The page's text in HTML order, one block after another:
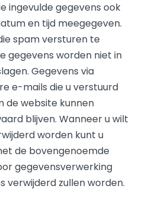
ingevulde gegevens ook
en tijd meegegeven.
spam versturen te
gegevens worden niet in
Gegevens via
e-mails die u verstuurd
de website kunnen
blijven. Wanneer u wilt
worden kunt u
de bovengenoemde
gegevensverwerking
verwijderd zullen worden.